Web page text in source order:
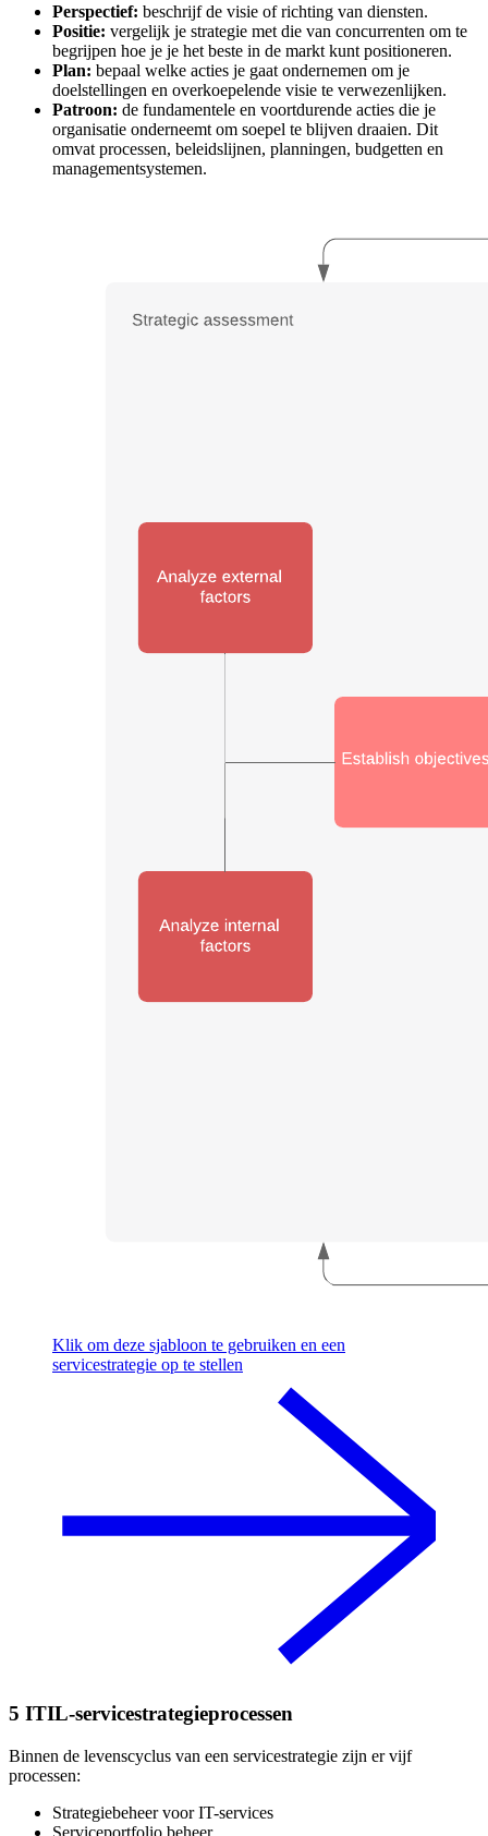
Perspectief: beschrijf de visie of richting van diensten.
Positie: vergelijk je strategie met die van concurrenten om te
begrijpen hoe je je het beste in de markt kunt positioneren.
Plan: bepaal welke acties je gaat ondernemen om je
doelstellingen en overkoepelende visie te verwezenlijken.
Patroon: de fundamentele en voortdurende acties die je
organisatie onderneemt om soepel te blijven draaien. Dit
omvat processen, beleidslijnen, planningen, budgetten en
managementsystemen.
Klik om deze sjabloon te gebruiken en een
servicestrategie op te stellen
5 ITIL-servicestrategieprocessen
Binnen de levenscyclus van een servicestrategie zijn er vijf
processen:
Strategiebeheer voor IT-services
Serviceportfolio beheer